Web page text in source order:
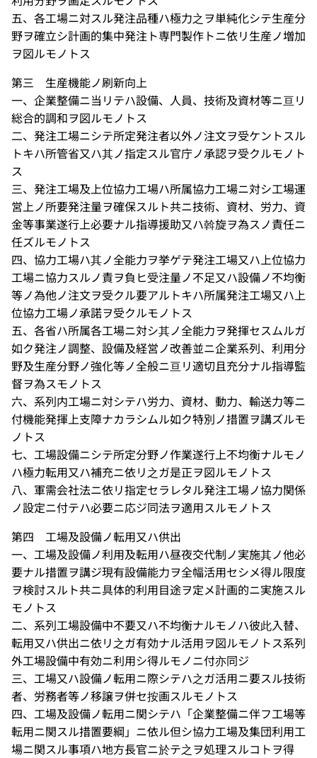
五、各工場ニ対スル発注品種ハ極力之ヲ単純化シテ生産分
野ヲ確立シ計画的集中発注ト専門製作トニ依リ生産ノ増加
ヲ図ルモノトス
第三 生産機能ノ刷新向上
一、企業整備ニ当リテハ設備、人員、技術及資材等ニ亘リ
総合的調和ヲ図ルモノトス
二、発注工場ニシテ所定発注者以外ノ注文ヲ受ケントスル
トキハ所管省又ハ其ノ指定スル官庁ノ承認ヲ受クルモノト
ス
三、発注工場及上位協力工場ハ所属協力工場ニ対シ工場運
営上ノ所要発注量ヲ確保スルト共ニ技術、資材、労力、資
金等事業遂行上必要ナル指導援助又ハ斡旋ヲ為スノ責任ニ
任ズルモノトス
四、協力工場ハ其ノ全能力ヲ挙ゲテ発注工場又ハ上位協力
工場ニ協力スルノ責ヲ負ヒ受注量ノ不足又ハ設備ノ不均衡
等ノ為他ノ注文ヲ受クル要アルトキハ所属発注工場又ハ上
位協力工場ノ承諾ヲ受クルモノトス
五、各省ハ所属各工場ニ対シ其ノ全能力ヲ発揮セスムルガ
如ク発注ノ調整、設備及経営ノ改善並ニ企業系列、利用分
野及生産分野ノ強化等ノ全般ニ亘リ適切且充分ナル指導監
督ヲ為スモノトス
六、系列内工場ニ対シテハ労力、資材、動力、輸送力等ニ
付機能発揮上支障ナカラシムル如ク特別ノ措置ヲ講ズルモ
ノトス
七、工場設備ニシテ所定分野ノ作業遂行上不均衡ナルモノ
ハ極力転用又ハ補充ニ依リ之ガ是正ヲ図ルモノトス
八、軍需会社法ニ依リ指定セラレタル発注工場ノ協力関係
ノ設定ニ付テハ必要ニ応ジ同法ヲ適用スルモノトス
第四 工場及設備ノ転用又ハ供出
一、工場及設備ノ利用及転用ハ昼夜交代制ノ実施其ノ他必
要ナル措置ヲ講ジ現有設備能力ヲ全幅活用セシメ得ル限度
ヲ検討スルト共ニ具体的利用目途ヲ定メ計画的ニ実施スル
モノトス
二、系列工場設備中不要又ハ不均衡ナルモノハ彼此入替、
転用又ハ供出ニ依リ之ガ有効ナル活用ヲ図ルモノトス系列
外工場設備中有効ニ利用シ得ルモノニ付亦同ジ
三、工場又ハ設備ノ転用ニ際シテハ之ガ活用ニ要スル技術
者、労務者等ノ移譲ヲ併セ按画スルモノトス
四、工場及設備ノ転用ニ関シテハ「企業整備ニ伴フ工場等
転用ニ関スル措置要綱」ニ依ル但シ協力工場及集団利用工
場ニ関スル事項ハ地方長官ニ於テ之ヲ処理スルコトヲ得